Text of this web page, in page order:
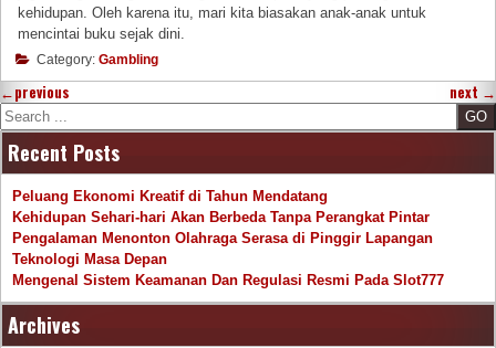
kehidupan. Oleh karena itu, mari kita biasakan anak-anak untuk
mencintai buku sejak dini.
Category: Gambling
←previous next →
Search
Recent Posts
Peluang Ekonomi Kreatif di Tahun Mendatang
Kehidupan Sehari-hari Akan Berbeda Tanpa Perangkat Pintar
Pengalaman Menonton Olahraga Serasa di Pinggir Lapangan
Teknologi Masa Depan
Mengenal Sistem Keamanan Dan Regulasi Resmi Pada Slot777
Archives